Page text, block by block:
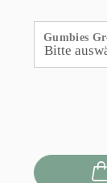
Gumbies